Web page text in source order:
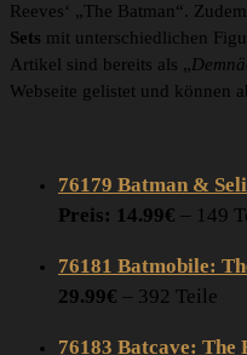
O
Reeves‘ „The Batman“.
Sets mit unterschiedlichen
Artikel sind bereits als „
Webseite gelistet und können
76179 Batman &
Preis: 14.99€ – 149
76181 Batmobile:
29.99€ – 392 Teile
76183 Batcave: The